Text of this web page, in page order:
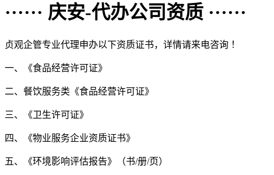
······ 庆安-代办公司资质 ······
贞观企管专业代理申办以下资质证书，详情请来电咨询 ！
一、《食品经营许可证》
二、餐饮服务类《食品经营许可证》
三、《卫生许可证》
四、《物业服务企业资质证书》
五、《环境影响评估报告》（书/册/页）